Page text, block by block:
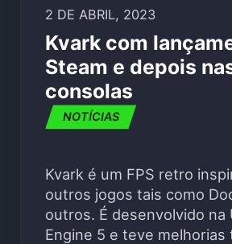
2 DE ABRIL, 2023
Kvark com
Steam e depois
consolas
NOTÍCIAS
Kvark é um FPS retro
outros jogos tais como
outros. É desenvolvido na
Engine 5 e teve melhorias